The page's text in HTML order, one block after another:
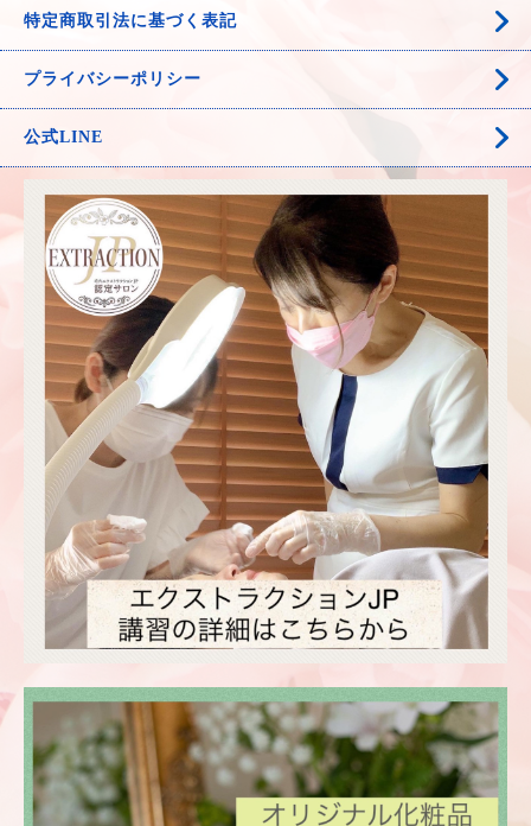
特定商取引法に基づく表記
プライバシーポリシー
公式LINE